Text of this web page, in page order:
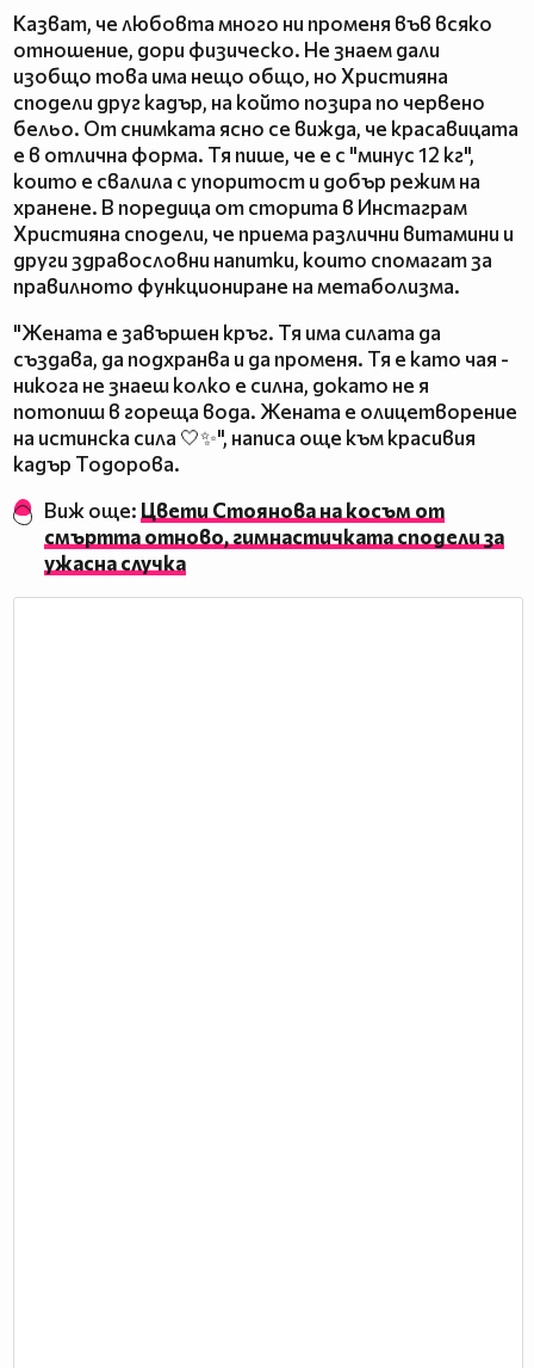
Казват, че любовта много ни променя във всяко
отношение, дори физическо. Не знаем дали
изобщо това има нещо общо, но Християна
сподели друг кадър, на който позира по червено
бельо. От снимката ясно се вижда, че красавицата
е в отлична форма. Тя пише, че е с "минус 12 кг",
които е свалила с упоритост и добър режим на
хранене. В поредица от сторита в Инстаграм
Християна сподели, че приема различни витамини и
други здравословни напитки, които спомагат за
правилното функциониране на метаболизма.
"Жената е завършен кръг. Тя има силата да
създава, да подхранва и да променя. Тя е като чая -
никога не знаеш колко е силна, докато не я
потопиш в гореща вода. Жената е олицетворение
на истинска сила 🤍✨", написа още към красивия
кадър Тодорова.
Виж още: Цвети Стоянова на косъм от
смъртта отново, гимнастичката сподели за
ужасна случка